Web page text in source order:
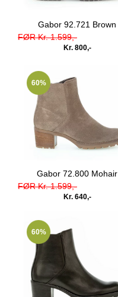
Gabor 92.721 Brown
FØR Kr. 1.599,-
Kr. 800,-
60%
Gabor 72.800 Mohair
FØR Kr. 1.599,-
Kr. 640,-
60%